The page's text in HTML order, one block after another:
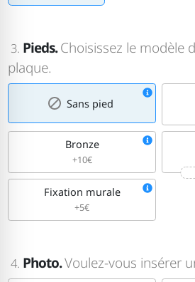
3. Pieds.Choisissez le modèle
plaque.
Sans pied
Bronze
+10€
Fixation murale
+5€
4. Photo.Voulez-vous insérer